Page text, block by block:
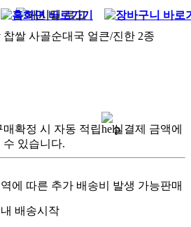
쌀 사골순대국 얼큰/진한 2종
매확정 시 자동 적립
실결제 금액에
있습니다.
에 따른 추가 배송비 발생 가능판매
배송시작